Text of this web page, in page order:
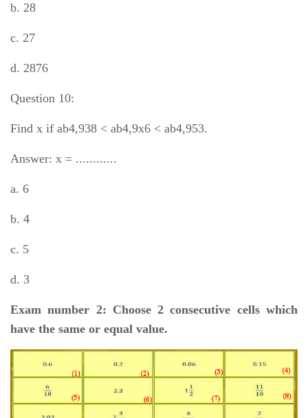
b. 28
c. 27
d. 2876
Question 10:
Find x if ab4,938 < ab4,9x6 < ab4,953.
Answer: x = ............
a. 6
b. 4
c. 5
d. 3
Exam number 2: Choose 2 consecutive cells which
have the same or equal value.